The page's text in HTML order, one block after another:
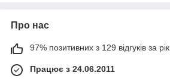
Про нас
97% позитивних з 129 відгуків за рік
Працює з 24.06.2011